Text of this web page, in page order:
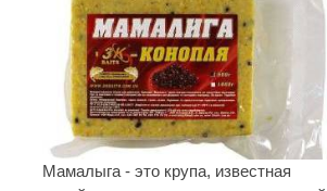
Мамалыга - это крупа, известная